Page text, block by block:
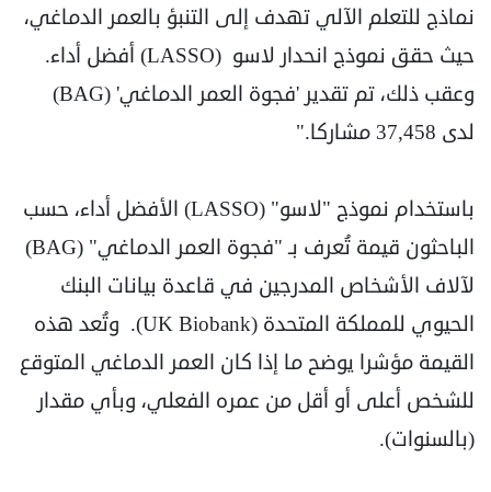
نماذج للتعلم الآلي تهدف إلى التنبؤ بالعمر الدماغي،
حيث حقق نموذج انحدار لاسو (LASSO) أفضل أداء.
وعقب ذلك، تم تقدير 'فجوة العمر الدماغي' (BAG)
لدى 37,458 مشاركا."
باستخدام نموذج "لاسو" (LASSO) الأفضل أداء، حسب
الباحثون قيمة تُعرف بـ "فجوة العمر الدماغي" (BAG)
لآلاف الأشخاص المدرجين في قاعدة بيانات البنك
الحيوي للمملكة المتحدة (UK Biobank). وتُعد هذه
القيمة مؤشرا يوضح ما إذا كان العمر الدماغي المتوقع
للشخص أعلى أو أقل من عمره الفعلي، وبأي مقدار
(بالسنوات).